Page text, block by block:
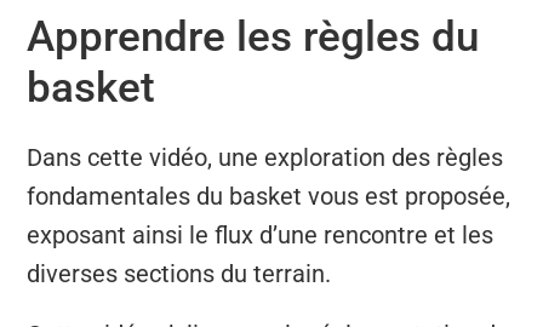
Apprendre les règles du
basket
Dans cette vidéo, une exploration des règles
fondamentales du basket vous est proposée,
exposant ainsi le flux d’une rencontre et les
diverses sections du terrain.